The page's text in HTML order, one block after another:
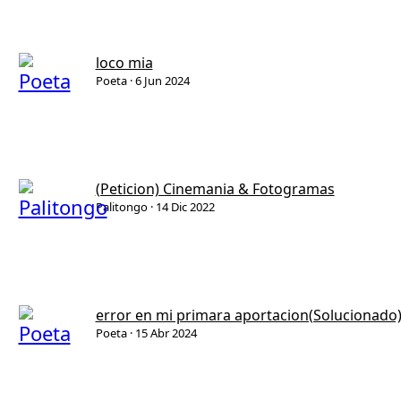
loco mia
Poeta 6 Jun 2024
(Peticion) Cinemania & Fotogramas
Palitongo 14 Dic 2022
error en mi primara aportacion(Solucionado)
Poeta 15 Abr 2024